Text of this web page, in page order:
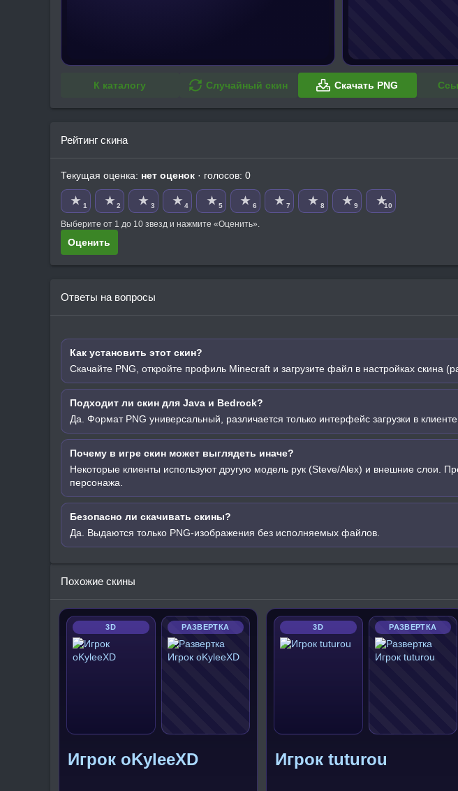
К каталогу Случайный скин Скачать PNG
Рейтинг скина
Текущая оценка: нет оценок · голосов: 0
★ 1 ★ 2 ★ 3 ★ 4 ★ 5 ★ 6 ★ 7 ★ 8 ★ 9 ★10
Выберите от 1 до 10 звезд и нажмите «Оценить».
Оценить
Ответы на вопросы
Как установить этот скин?
Скачайте PNG, откройте профиль Minecraft и загрузите файл в настройках скина
Подходит ли скин для Java и Bedrock?
Да. Формат PNG универсальный, различается только интерфейс загрузки в клиенте.
Почему в игре скин может выглядеть иначе?
Некоторые клиенты используют другую модель рук (Steve/Alex) и внешние слои.
персонажа.
Безопасно ли скачивать скины?
Да. Выдаются только PNG-изображения без исполняемых файлов.
Похожие скины
3D РАЗВЕРТКА
Игрок oKyleeXD
3D РАЗВЕРТКА
Игрок tuturou